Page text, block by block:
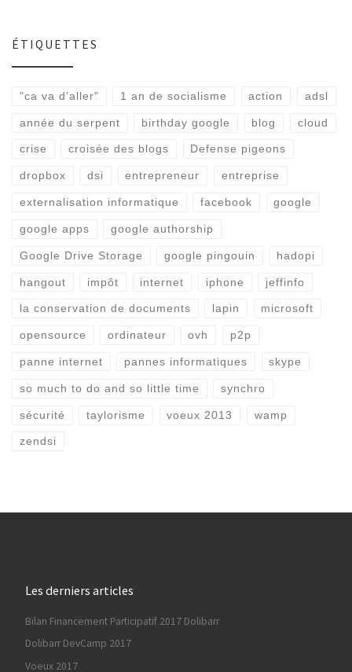
ÉTIQUETTES
"ca va d'aller" 1 an de socialisme action adsl
année du serpent birthday google blog cloud
crise croisée des blogs Defense pigeons
dropbox dsi entrepreneur entreprise
externalisation informatique facebook google
google apps google authorship
Google Drive Storage google pingouin hadopi
hangout impôt internet iphone jeffinfo
la conservation de documents lapin microsoft
opensource ordinateur ovh p2p
panne internet pannes informatiques skype
so much to do and so little time synchro
sécurité taylorisme voeux 2013 wamp
zendsi
Les derniers articles
Bilan Financement Participatif 2017 Dolibarr
Dolibarr DevCamp 2017
Voeux 2017